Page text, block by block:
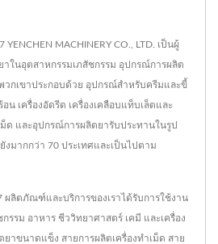
MACHINERY CO., LTD. เป็นผู้
ในอุตสาหกรรมเภสัชกรรม อุปกรณ์การผลิต
วกเขาประกอบด้วย อุปกรณ์สำหรับครีมและขี้
น เครื่องอัดรีด เครื่องเคลือบแท็บเล็ตและ
ม็ด และอุปกรณ์การผลิตยารับประทานในรูป
มากกว่า 70 ประเทศและเป็นไปตาม
ผลิตภัณฑ์และบริการของเราได้รับการใช้งาน
รรม อาหาร ชีววิทยาศาสตร์ เคมี และเครื่อง
ยาขนาดแข็ง สายการผลิตเครื่องทำเม็ด สาย